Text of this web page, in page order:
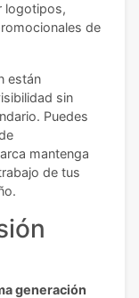
logotipos,
de
están
sin
Puedes
mantenga
de tus
generación